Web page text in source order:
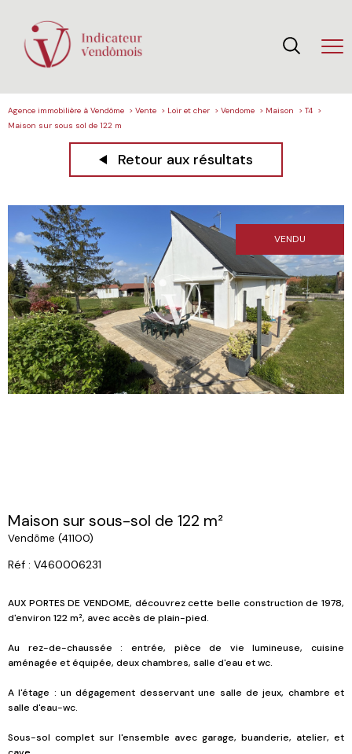
Agence immobilière à Vendôme Vente Loir et cher Vendome Maison
T4
Maison sur sous sol de 122 m
Retour aux résultats
VENDU
Maison sur sous-sol de 122 m²
Vendôme (41100)
Réf : V460006231
AUX PORTES DE VENDOME, découvrez cette belle construction de 1978,
d'environ 122 m², avec accès de plain-pied.
Au rez-de-chaussée : entrée, pièce de vie lumineuse, cuisine
aménagée et équipée, deux chambres, salle d'eau et wc.
A l'étage : un dégagement desservant une salle de jeux, chambre et
salle d'eau-wc.
Sous-sol complet sur l'ensemble avec garage, buanderie, atelier, et